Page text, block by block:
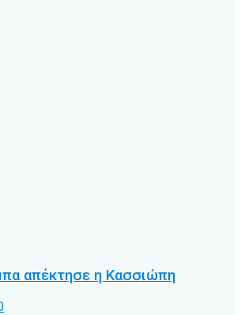
απέκτησε η Κασσιώπη